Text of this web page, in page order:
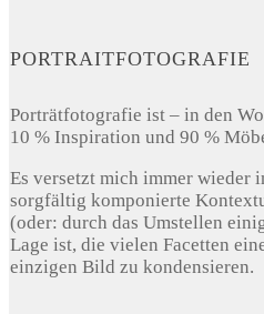
PORTRAITFOTOGRAFIE
Porträtfotografie ist – in den
10 % Inspiration und 90 %
Es versetzt mich immer wieder
sorgfältig komponierte
(oder: durch das Umstellen
Lage ist, die vielen Facetten
einzigen Bild zu kondensieren.